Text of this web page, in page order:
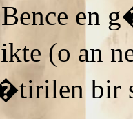
en
(o an
bir